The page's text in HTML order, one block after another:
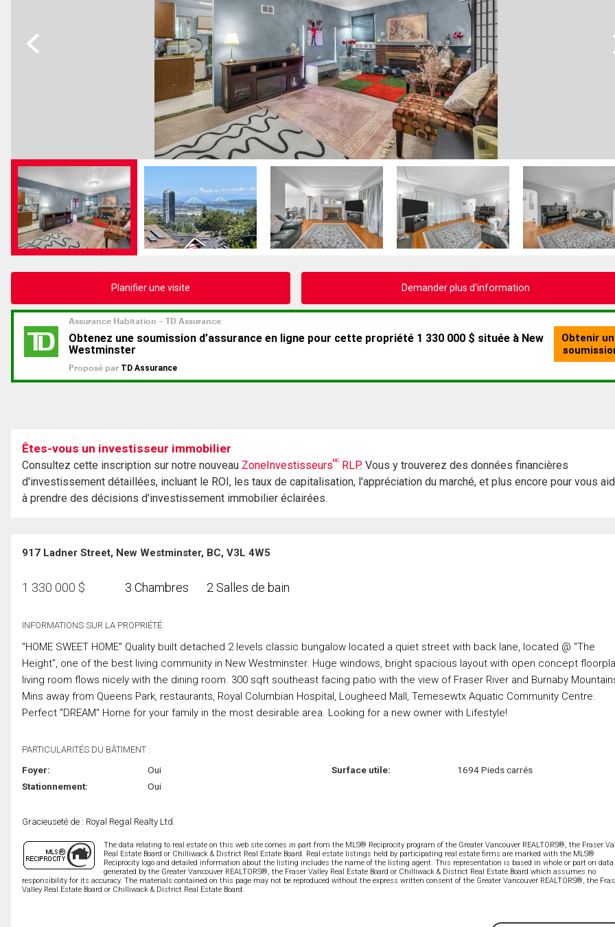
Previous
Planifier une visite Demander plus d'information
Êtes-vous un investisseur immobilier
Consultez cette inscription sur notre nouveau ZoneInvestisseursMC RLP. Vous y trouverez des données financières
d'investissement détaillées, incluant le ROI, les taux de capitalisation, l'appréciation du marché, et plus encore pour vous
à prendre des décisions d'investissement immobilier éclairées.
917 Ladner Street, New Westminster, BC, V3L 4W5
1 330 000 $ 3 Chambres 2 Salles de bain
INFORMATIONS SUR LA PROPRIÉTÉ
"HOME SWEET HOME" Quality built detached 2 levels classic bungalow located a quiet street with back lane, located @ "The
Height", one of the best living community in New Westminster. Huge windows, bright spacious layout with open concept
living room flows nicely with the dining room. 300 sqft southeast facing patio with the view of Fraser River and Burnaby
Mins away from Queens Park, restaurants, Royal Columbian Hospital, Lougheed Mall, Temesewtx Aquatic Community Centre.
Perfect "DREAM" Home for your family in the most desirable area. Looking for a new owner with Lifestyle!
PARTICULARITÉS DU BÂTIMENT :
Foyer:
Oui
Stationnement:
Oui
Surface utile: 1694 Pieds carrés
Gracieuseté de : Royal Regal Realty Ltd.
The data relating to real estate on this web site comes in part from the MLS® Reciprocity program of the Greater Vancouver REALTORS®, the Fraser
Real Estate Board or Chilliwack & District Real Estate Board. Real estate listings held by participating real estate firms are marked with the MLS®
Reciprocity logo and detailed information about the listing includes the name of the listing agent. This representation is based in whole or part on data
generated by the Greater Vancouver REALTORS®, the Fraser Valley Real Estate Board or Chilliwack & District Real Estate Board which assumes no
responsibility for its accuracy. The materials contained on this page may not be reproduced without the express written consent of the Greater Vancouver REALTORS®, the
Valley Real Estate Board or Chilliwack & District Real Estate Board.